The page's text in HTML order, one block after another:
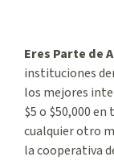
Eres Parte de
instituciones
los mejores
$5 o $50,000
cualquier otro
la cooperativa